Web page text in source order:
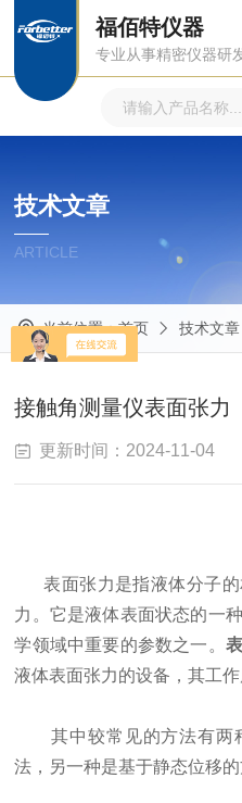
福佰特仪器
专业从事精密仪器研
技术文章
ARTICLE
当前位置：首页 技术文章
接触角测量仪表面张力
更新时间：2024-11-04
表面张力是指液体分子的
力。它是液体表面状态的一
学领域中重要的参数之一。
液体表面张力的设备，其工
其中较常见的方法有两
法，另一种是基于静态位移的